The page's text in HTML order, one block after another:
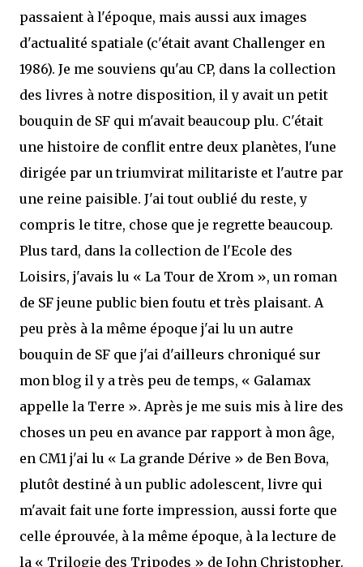
passaient à l'époque, mais aussi aux images
d'actualité spatiale (c'était avant Challenger en
1986). Je me souviens qu'au CP, dans la collection
des livres à notre disposition, il y avait un petit
bouquin de SF qui m'avait beaucoup plu. C'était
une histoire de conflit entre deux planètes, l'une
dirigée par un triumvirat militariste et l'autre par
une reine paisible. J'ai tout oublié du reste, y
compris le titre, chose que je regrette beaucoup.
Plus tard, dans la collection de l'Ecole des
Loisirs, j'avais lu « La Tour de Xrom », un roman
de SF jeune public bien foutu et très plaisant. A
peu près à la même époque j'ai lu un autre
bouquin de SF que j'ai d'ailleurs chroniqué sur
mon blog il y a très peu de temps, « Galamax
appelle la Terre ». Après je me suis mis à lire des
choses un peu en avance par rapport à mon âge,
en CM1 j'ai lu « La grande Dérive » de Ben Bova,
plutôt destiné à un public adolescent, livre qui
m'avait fait une forte impression, aussi forte que
celle éprouvée, à la même époque, à la lecture de
la « Trilogie des Tripodes » de John Christopher.